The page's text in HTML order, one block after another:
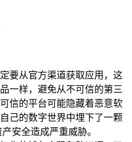
要从官方渠道获取应用，这
一样，避免从不可信的第三
信的平台可能隐藏着恶意软
己的数字世界中埋下了一颗
安全造成严重威胁。